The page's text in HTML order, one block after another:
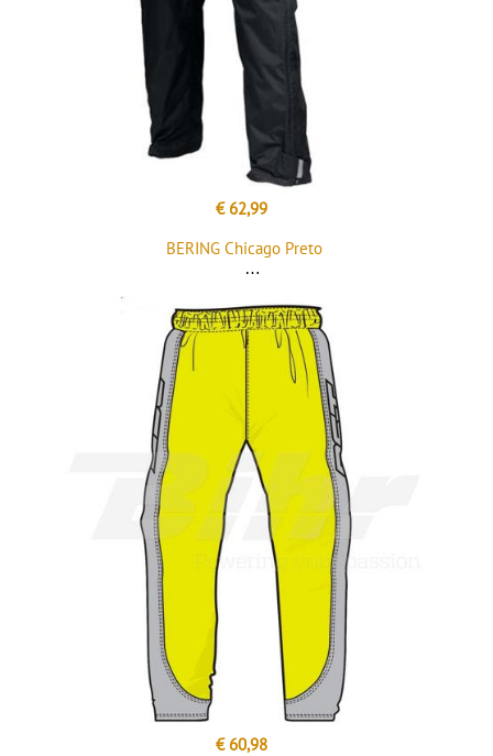
€ 62,99
BERING Chicago Preto
€ 60,98